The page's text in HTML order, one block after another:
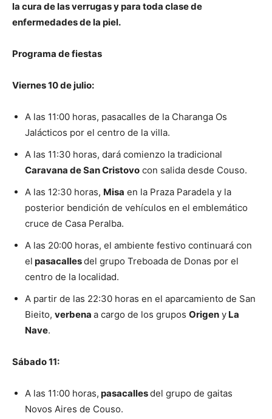
la cura de las verrugas y para toda clase de
enfermedades de la piel.
Programa de fiestas
Viernes 10 de julio:
A las 11:00 horas, pasacalles de la Charanga Os
Jalácticos por el centro de la villa.
A las 11:30 horas, dará comienzo la tradicional
Caravana de San Cristovo con salida desde Couso.
A las 12:30 horas, Misa en la Praza Paradela y la
posterior bendición de vehículos en el emblemático
cruce de Casa Peralba.
A las 20:00 horas, el ambiente festivo continuará con
el pasacallesdel grupo Treboada de Donas por el
centro de la localidad.
A partir de las 22:30 horas en el aparcamiento de San
Bieito, verbena a cargo de los grupos Origen y La
Nave.
Sábado 11:
A las 11:00 horas, pasacallesdel grupo de gaitas
Novos Aires de Couso.